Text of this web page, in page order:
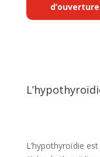
L’hypothyroïdie